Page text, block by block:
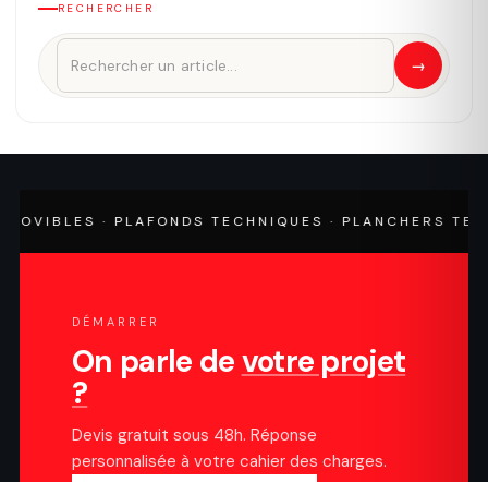
RECHERCHER
→
· PLAFONDS TECHNIQUES · PLANCHERS
DÉMARRER
On parle devotre projet
?
Devis gratuit sous 48h. Réponse
personnalisée à votre cahier des charges.